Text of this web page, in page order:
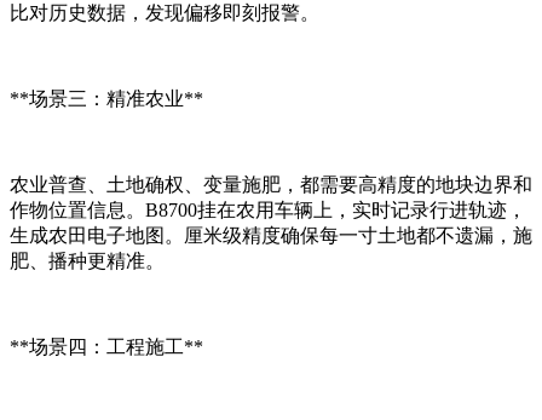
比对历史数据，发现偏移即刻报警。
**场景三：精准农业**
农业普查、土地确权、变量施肥，都需要高精度的地块边界和
作物位置信息。B8700挂在农用车辆上，实时记录行进轨迹，
生成农田电子地图。厘米级精度确保每一寸土地都不遗漏，施
肥、播种更精准。
**场景四：工程施工**